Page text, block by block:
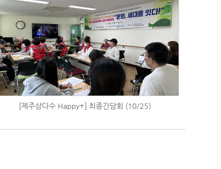
[제주삼다수 Happy+] 최종간담회 (10/25)